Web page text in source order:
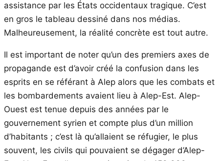
assistance par les États occidentaux tragique. C’est
en gros le tableau dessiné dans nos médias.
Malheureusement, la réalité concrète est tout autre.
Il est important de noter qu’un des premiers axes de
propagande est d’avoir créé la confusion dans les
esprits en se référant à Alep alors que les combats et
les bombardements avaient lieu à Alep-Est. Alep-
Ouest est tenue depuis des années par le
gouvernement syrien et compte plus d’un million
d’habitants ; c’est là qu’allaient se réfugier, le plus
souvent, les civils qui pouvaient se dégager d’Alep-